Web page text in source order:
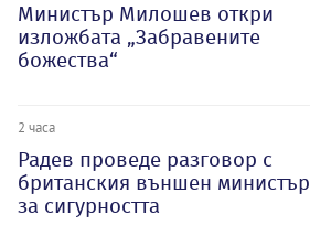
Министър Милошев откри
изложбата „Забравените
божества“
2 часа
Радев проведе разговор с
британския външен министър
за сигурността